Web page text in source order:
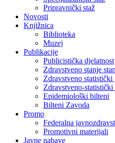
Pripravnički staž
Novosti
Knjižnica
Biblioteka
Muzej
Publikacije
Publicistička djelatnost
Zdravstveno stanje
Zdravstveno
Zdravstveno-statistički
Epidemiološki bilteni
Bilteni Zavoda
Promo
Federalna
Promotivni materijali
Javne nabave